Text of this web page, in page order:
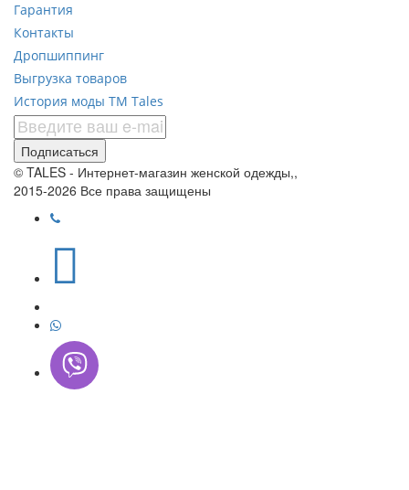
Гарантия
Контакты
Дропшиппинг
Выгрузка товаров
История моды ТМ Tales
Подписаться
© TALES - Интернет-магазин женской одежды,,
2015-2026 Все права защищены